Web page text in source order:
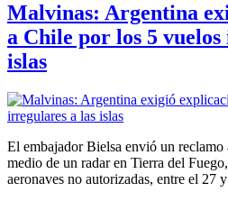
Malvinas: Argentina
a Chile por los 5
islas
El embajador Bielsa envió un
medio de un radar en Tierra del
aeronaves no autorizadas, entre el 27